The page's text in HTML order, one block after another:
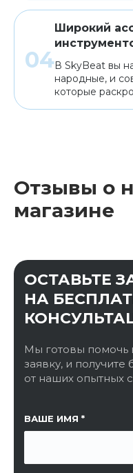
Широкий
В SkyBeat вы
народные, и
которые
Отзывы о
магазине
ОСТАВЬТЕ
НА
Мы готовы помочь
заявку, и получите
от наших опытных
ВАШЕ ИМЯ
ССЫЛКА НА